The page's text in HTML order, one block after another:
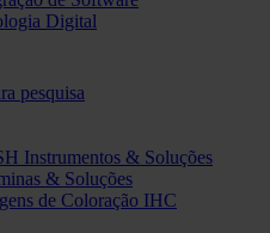
Digital
pesquisa
Instrumentos & Soluções
& Soluções
de Coloração IHC